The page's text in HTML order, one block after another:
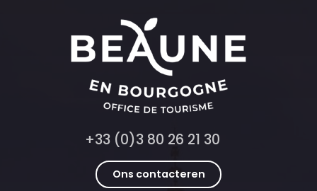
+33 (0)3 80 26 21 30
Ons contacteren